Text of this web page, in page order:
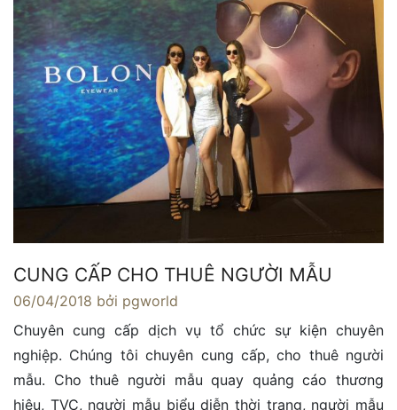
CUNG CẤP CHO THUÊ NGƯỜI MẪU
06/04/2018 bởi pgworld
Chuyên cung cấp dịch vụ tổ chức sự kiện chuyên
nghiệp. Chúng tôi chuyên cung cấp, cho thuê người
mẫu. Cho thuê người mẫu quay quảng cáo thương
hiệu, TVC, người mẫu biểu diễn thời trang, người mẫu